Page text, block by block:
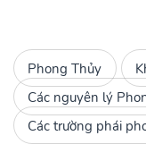
Phong Thủy
Các nguyên lý
Các trường phái